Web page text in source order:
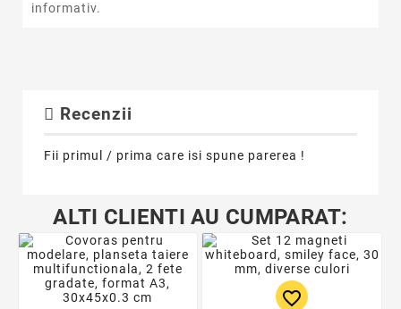
informativ.
Recenzii
Fii primul / prima care isi spune parerea !
ALTI CLIENTI AU CUMPARAT:
favorite_border